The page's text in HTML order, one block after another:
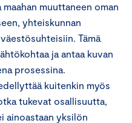
muuttaneen oman
yhteiskunnan
Tämä
ja antaa kuvan
prosessina.
kuitenkin myös
tukevat osallisuutta,
ainoastaan yksilön